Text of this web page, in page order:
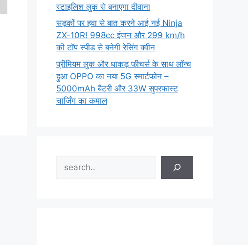
स्टाइलिश लुक से बनाएगा दीवाना
सड़कों पर हवा से बात करने आई नई Ninja
ZX-10R! 998cc इंजन और 299 km/h
की टॉप स्पीड से बनेगी रेसिंग क्वीन
प्रीमियम लुक और धाकड़ फीचर्स के साथ लॉन्च
हुआ OPPO का नया 5G स्मार्टफोन –
5000mAh बैटरी और 33W सुपरफास्ट
चार्जिंग का कमाल